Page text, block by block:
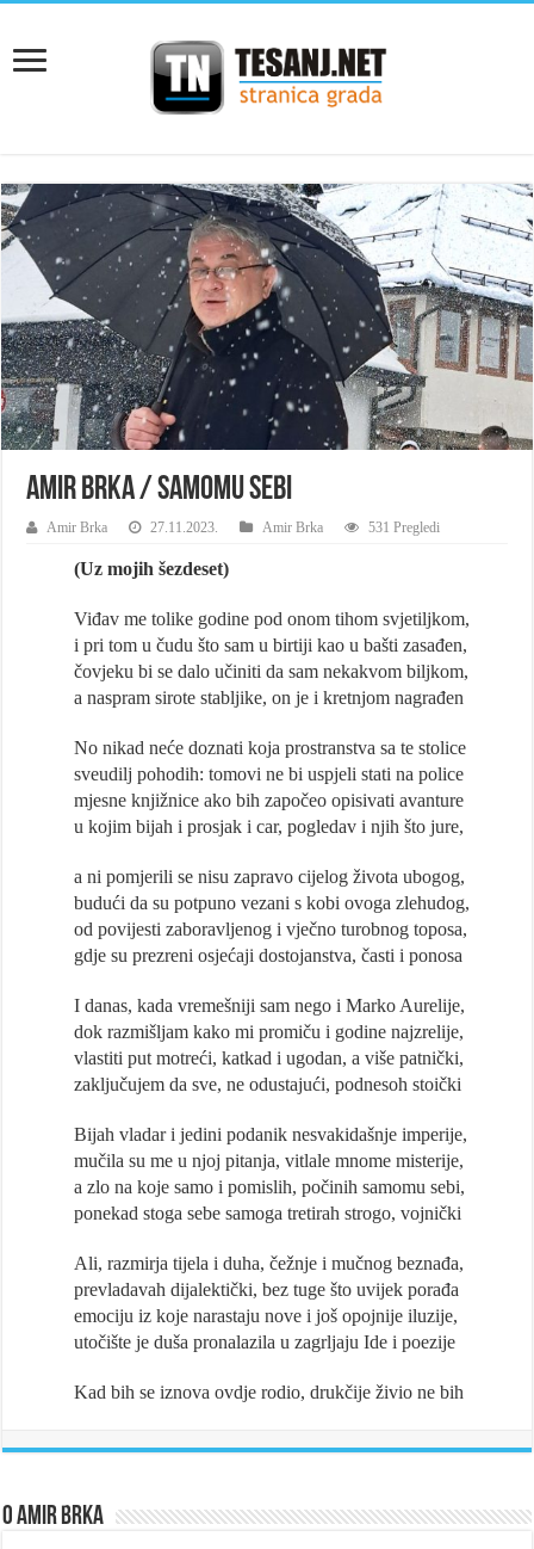
AMIR BRKA / SAMOMU SEBI
Amir Brka 27.11.2023. Amir Brka 531 Pregledi
(Uz mojih šezdeset)
Viđav me tolike godine pod onom tihom svjetiljkom,
i pri tom u čudu što sam u birtiji kao u bašti zasađen,
čovjeku bi se dalo učiniti da sam nekakvom biljkom,
a naspram sirote stabljike, on je i kretnjom nagrađen
No nikad neće doznati koja prostranstva sa te stolice
sveudilj pohodih: tomovi ne bi uspjeli stati na police
mjesne knjižnice ako bih započeo opisivati avanture
u kojim bijah i prosjak i car, pogledav i njih što jure,
a ni pomjerili se nisu zapravo cijelog života ubogog,
budući da su potpuno vezani s kobi ovoga zlehudog,
od povijesti zaboravljenog i vječno turobnog toposa,
gdje su prezreni osjećaji dostojanstva, časti i ponosa
I danas, kada vremešniji sam nego i Marko Aurelije,
dok razmišljam kako mi promiču i godine najzrelije,
vlastiti put motreći, katkad i ugodan, a više patnički,
zaključujem da sve, ne odustajući, podnesoh stoički
Bijah vladar i jedini podanik nesvakidašnje imperije,
mučila su me u njoj pitanja, vitlale mnome misterije,
a zlo na koje samo i pomislih, počinih samomu sebi,
ponekad stoga sebe samoga tretirah strogo, vojnički
Ali, razmirja tijela i duha, čežnje i mučnog beznađa,
prevladavah dijalektički, bez tuge što uvijek porađa
emociju iz koje narastaju nove i još opojnije iluzije,
utočište je duša pronalazila u zagrljaju Ide i poezije
Kad bih se iznova ovdje rodio, drukčije živio ne bih
O Amir Brka